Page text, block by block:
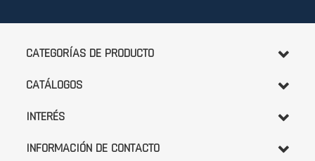
noticias:
CATEGORÍAS DE PRODUCTO
CATÁLOGOS
INTERÉS
INFORMACIÓN DE CONTACTO